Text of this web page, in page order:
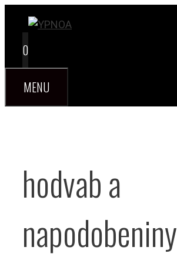
obsah
0
MENU
hodvab a
napodobeniny